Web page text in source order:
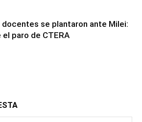
docentes se plantaron ante Milei:
el paro de CTERA